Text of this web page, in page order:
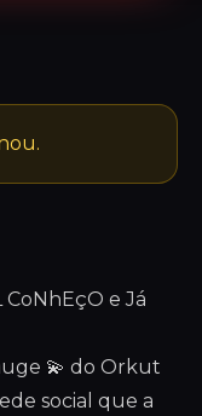
CoNhEçO e Já
💫 do Orkut
social que a